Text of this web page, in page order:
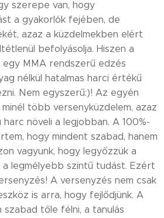
szerepe van, hogy
a gyakorlók fejében, de
azaz a küzdelmekben elért
befolyásolja. Hiszen a
MMA rendszerű edzés
nélkül hatalmas harci értékű
Nem egyszerű:)! Az egyén
több versenyküzdelem, azaz
harc növeli a legjobban. A 100%-
hogy mindent szabad, hanem
vagyunk, hogy legyőzzük a
a legmélyebb szintű tudást. Ezért
A versenyzés nem csak
is arra, hogy fejlődjünk. A
tőle félni, a tanulás